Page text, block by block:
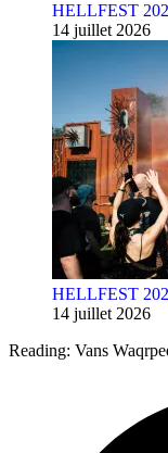
HELLFEST
14 juillet 2026
HELLFEST
14 juillet 2026
Reading: Vans